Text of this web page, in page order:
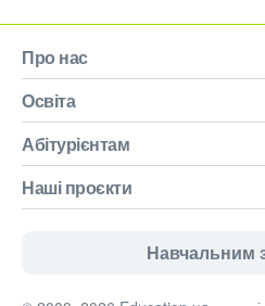
Про нас
Освіта
Абітурієнтам
Наші проєкти
Навчальним